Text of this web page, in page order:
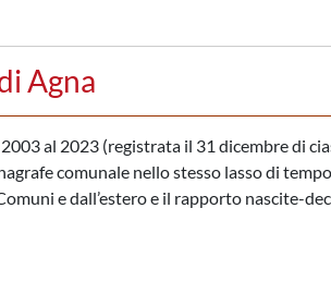
Agna
al 2023 (registrata il 31 dicembre di
comunale nello stesso lasso di
e dall’estero e il rapporto nascite-